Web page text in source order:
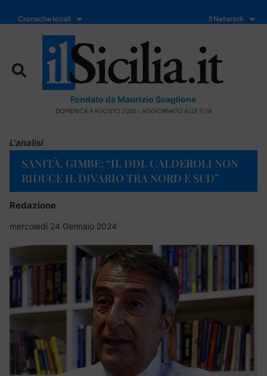
Cronache locali Il Network
Fondato da Maurizio Scaglione
DOMENICA 9 AGOSTO 2026 - AGGIORNATO ALLE 11:18
L'analisi
SANITÀ, GIMBE: “IL DDL CALDEROLI NON
RIDUCE IL DIVARIO TRA NORD E SUD”
Redazione
mercoledì 24 Gennaio 2024